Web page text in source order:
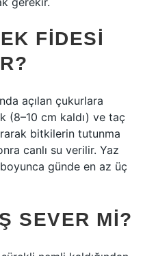
FIDESI
açılan çukurlara
(8–10 cm kaldı) ve taç
bitkilerin tutunma
canlı su verilir. Yaz
günde en az üç
SEVER MI?